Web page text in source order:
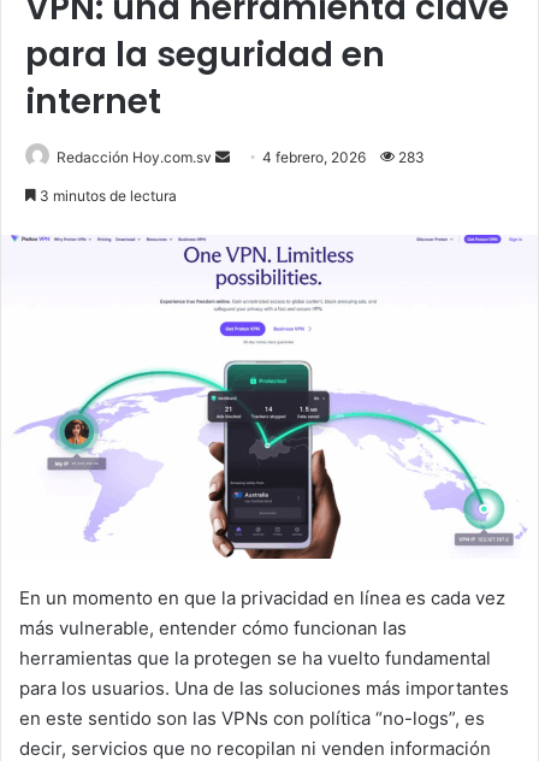
para la seguridad en
internet
Redacción Hoy.com.sv
Send4 febrero, 2026 283
3 minutos de lectura
En un momento en que la privacidad en línea es cada vez
más vulnerable, entender cómo funcionan las
herramientas que la protegen se ha vuelto fundamental
para los usuarios. Una de las soluciones más importantes
en este sentido son las VPNs con política “no-logs”, es
decir, servicios que no recopilan ni venden información